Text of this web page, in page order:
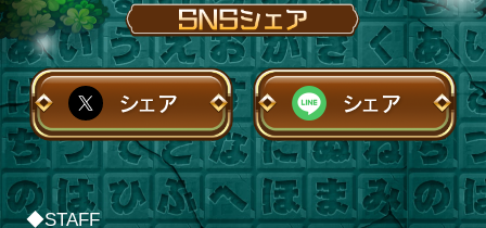
シェア シェア
◆STAFF